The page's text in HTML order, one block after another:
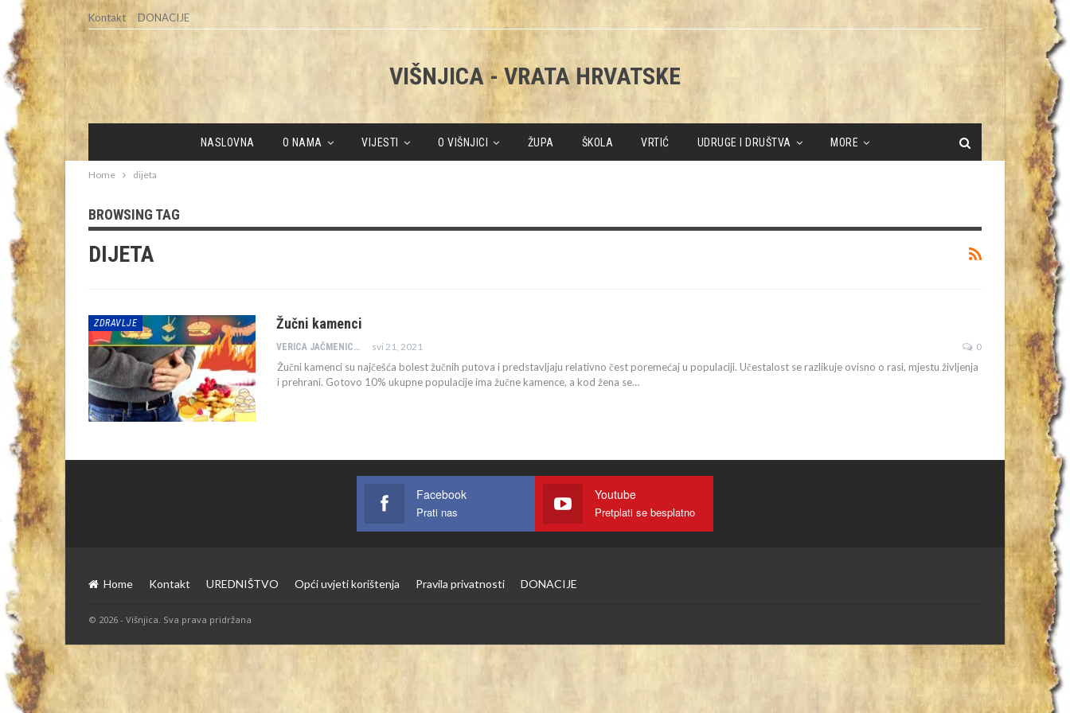
Kontakt DONACIJE
VIŠNJICA - VRATA HRVATSKE
NASLOVNA O NAMA VIJESTI O VIŠNJICI ŽUPA ŠKOLA VRTIĆ UDRUGE I DRUŠTVA MORE
Home dijeta
BROWSING TAG
DIJETA
ZDRAVLJE Žučni kamenci
VERICA JAČMENICA JAZBEC svi 21, 2021 0
Žučni kamenci su najčešća bolest žučnih putova i predstavljaju relativno čest poremećaj u populaciji. Učestalost se razlikuje ovisno o rasi, mjestu življenja
i prehrani. Gotovo 10% ukupne populacije ima žučne kamence, a kod žena se…
Facebook
Prati nas
Youtube
Pretplati se besplatno
Home Kontakt UREDNIŠTVO Opći uvjeti korištenja Pravila privatnosti DONACIJE
© 2026 - Višnjica. Sva prava pridržana